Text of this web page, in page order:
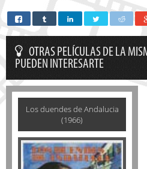
OTRAS PELÍCULAS DE LA
PUEDEN INTERESARTE
Los duendes de Andalucia
(1966)